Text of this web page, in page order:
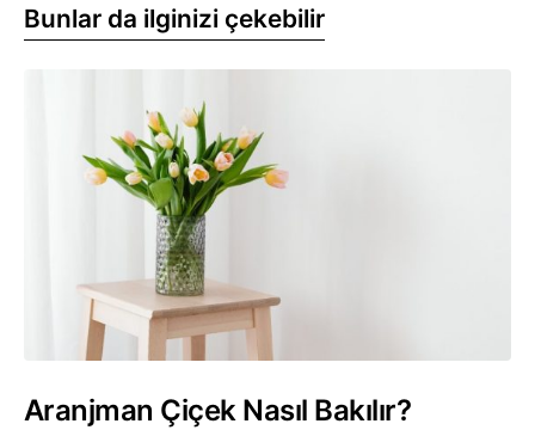
Bunlar da ilginizi çekebilir
Aranjman Çiçek Nasıl Bakılır?